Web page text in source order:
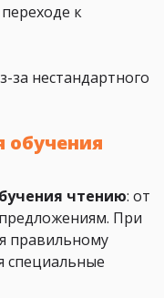
к
за нестандартного
чтению: от
При
правильному
специальные